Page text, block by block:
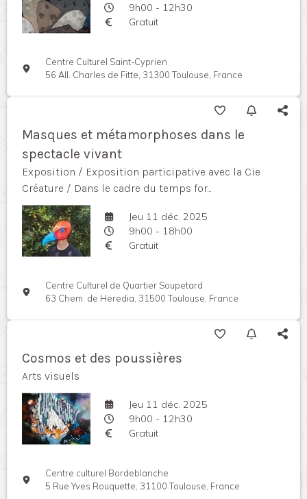
9h00 - 12h30
Gratuit
Centre Culturel Saint-Cyprien
56 All. Charles de Fitte, 31300 Toulouse, France
Masques et métamorphoses dans le
spectacle vivant
Exposition / Exposition participative avec la Cie
Créature / Dans le cadre du temps for...
Jeu 11 déc. 2025
9h00 - 18h00
Gratuit
Centre Culturel de Quartier Soupetard
63 Chem. de Heredia, 31500 Toulouse, France
Cosmos et des poussières
Arts visuels
Jeu 11 déc. 2025
9h00 - 12h30
Gratuit
Centre culturel Bordeblanche
5 Rue Yves Rouquette, 31100 Toulouse, France